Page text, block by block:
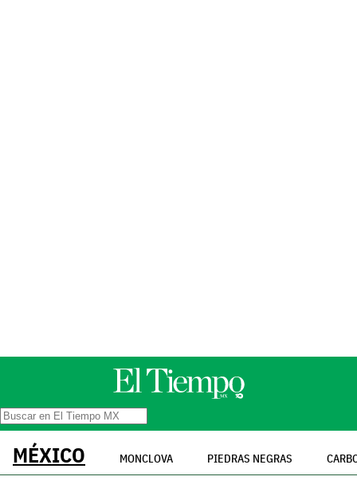
MÉXICO MONCLOVA PIEDRAS NEGRAS